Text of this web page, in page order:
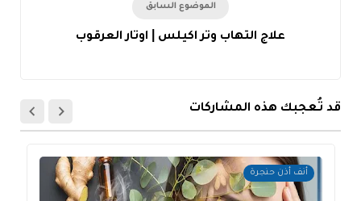
الموضوع السابق
علاج التهاب وتر اكيلس | اوتار العرقوب
قد تُعجبك هذه المشاركات
أنف أذن حنجرة